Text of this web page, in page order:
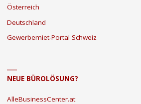
Österreich
Deutschland
Gewerbemiet-Portal Schweiz
NEUE BÜROLÖSUNG?
AlleBusinessCenter.at